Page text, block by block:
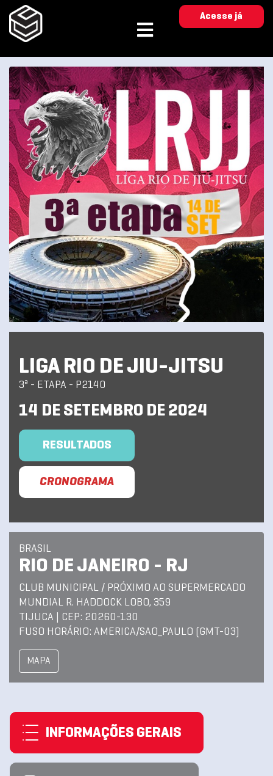
Acesse já
LIGA RIO DE JIU-JITSU
3ª - ETAPA - P2140
14 DE SETEMBRO DE 2024
RESULTADOS
CRONOGRAMA
BRASIL
RIO DE JANEIRO - RJ
CLUB MUNICIPAL / PRÓXIMO AO SUPERMERCADO
MUNDIAL R. HADDOCK LOBO, 359
TIJUCA | CEP: 20260-130
FUSO HORÁRIO: AMERICA/SAO_PAULO (GMT-03)
MAPA
INFORMAÇÕES GERAIS